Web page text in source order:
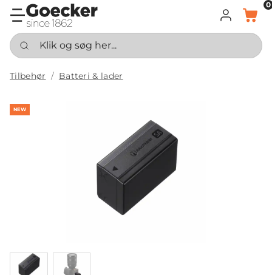
LOG INDKURV
0
Klik og søg her...
Tilbehør Batteri & lader
NEW